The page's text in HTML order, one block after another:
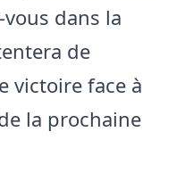
dans la
de
victoire face à
la prochaine